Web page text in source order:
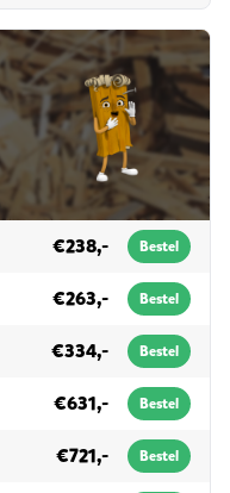
€238,- Bestel
€263,- Bestel
€334,- Bestel
€631,- Bestel
€721,- Bestel